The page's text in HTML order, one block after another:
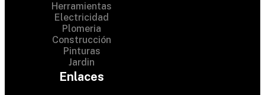
Herramientas
Electricidad
Plomeria
Construcción
Pinturas
Jardin
Enlaces